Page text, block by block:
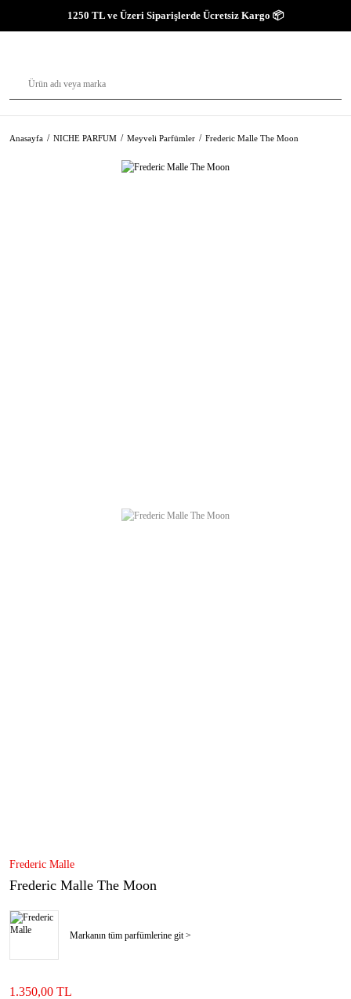
1250 TL ve Üzeri Siparişlerde Ücretsiz Kargo 📦
Anasayfa NICHE PARFUM Meyveli Parfümler Frederic Malle The Moon
Frederic Malle
Frederic Malle The Moon
Markanın tüm parfümlerine git >
1.350,00 TL